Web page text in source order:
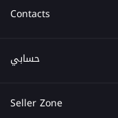
Contacts
حسابي
Seller Zone